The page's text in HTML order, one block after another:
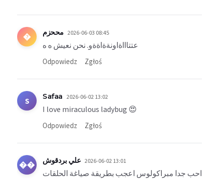
� مححزم 2026-06-03 08:45
عتتاااةاونةةاةةو. نحن نعيش ه ه
Odpowiedz Zgłoś
S Safaa 2026-06-02 13:02
I love miraculous ladybug 😍
Odpowiedz Zgłoś
�� علي بردقوش 2026-06-02 13:01
احب جدا مبراكولوس اعجب بطريقة صياغة الحلقات